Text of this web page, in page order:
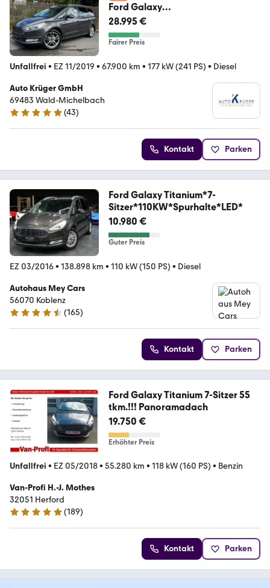
Ford Galaxy
Titanium*NAVI*ACC*SCHIEBEDA
CH*7.SITZER
28.995 €
Fairer Preis
Unfallfrei • EZ 11/2019 • 67.900 km • 177 kW (241 PS) • Diesel
Auto Krüger GmbH
69483 Wald-Michelbach
4.8 Sterne
(43)
Kontakt Parken
Ford Galaxy Titanium*7-
Sitzer*110KW*Spurhalte*LED*
10.980 €
Guter Preis
EZ 03/2016• 138.898 km • 110 kW (150 PS) • Diesel
Autohaus Mey Cars
56070 Koblenz
4.7 Sterne
(165)
Kontakt Parken
Ford Galaxy Titanium 7-Sitzer 55
tkm.!!! Panoramadach
19.750 €
Erhöhter Preis
Unfallfrei • EZ 05/2018• 55.280 km • 118 kW (160 PS) • Benzin
Van-Profi H.-J. Mothes
32051 Herford
4.9 Sterne
(189)
Kontakt Parken